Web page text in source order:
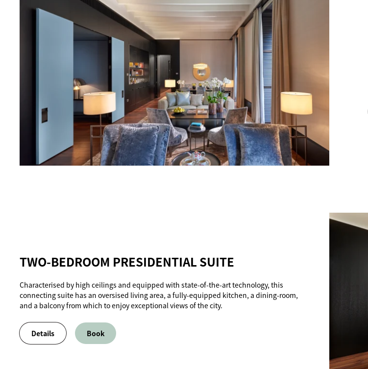
TWO-BEDROOM PRESIDENTIAL SUITE
Characterised by high ceilings and equipped with state-of-the-art technology, this
connecting suite has an oversised living area, a fully-equipped kitchen, a dining-room,
and a balcony from which to enjoy exceptional views of the city.
Details Book